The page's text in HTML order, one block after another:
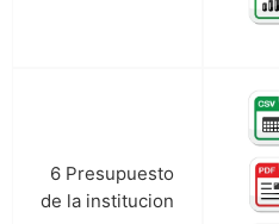
6 Presupuesto
de la institucion